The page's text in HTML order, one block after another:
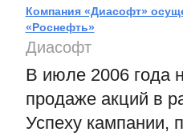
Компания «Диасофт»
«Роснефть»
Диасофт
В июле 2006 года
продаже акций в
Успеху кампании,